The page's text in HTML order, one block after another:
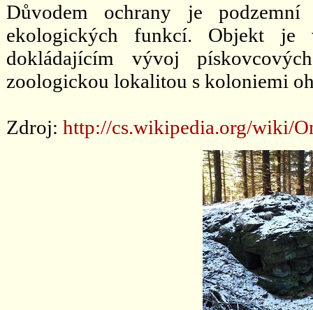
Důvodem ochrany je podzemní
ekologických funkcí. Objekt je
dokládajícím vývoj
zoologickou lokalitou s koloniemi
Zdroj: http://cs.wikipedia.org/wiki/